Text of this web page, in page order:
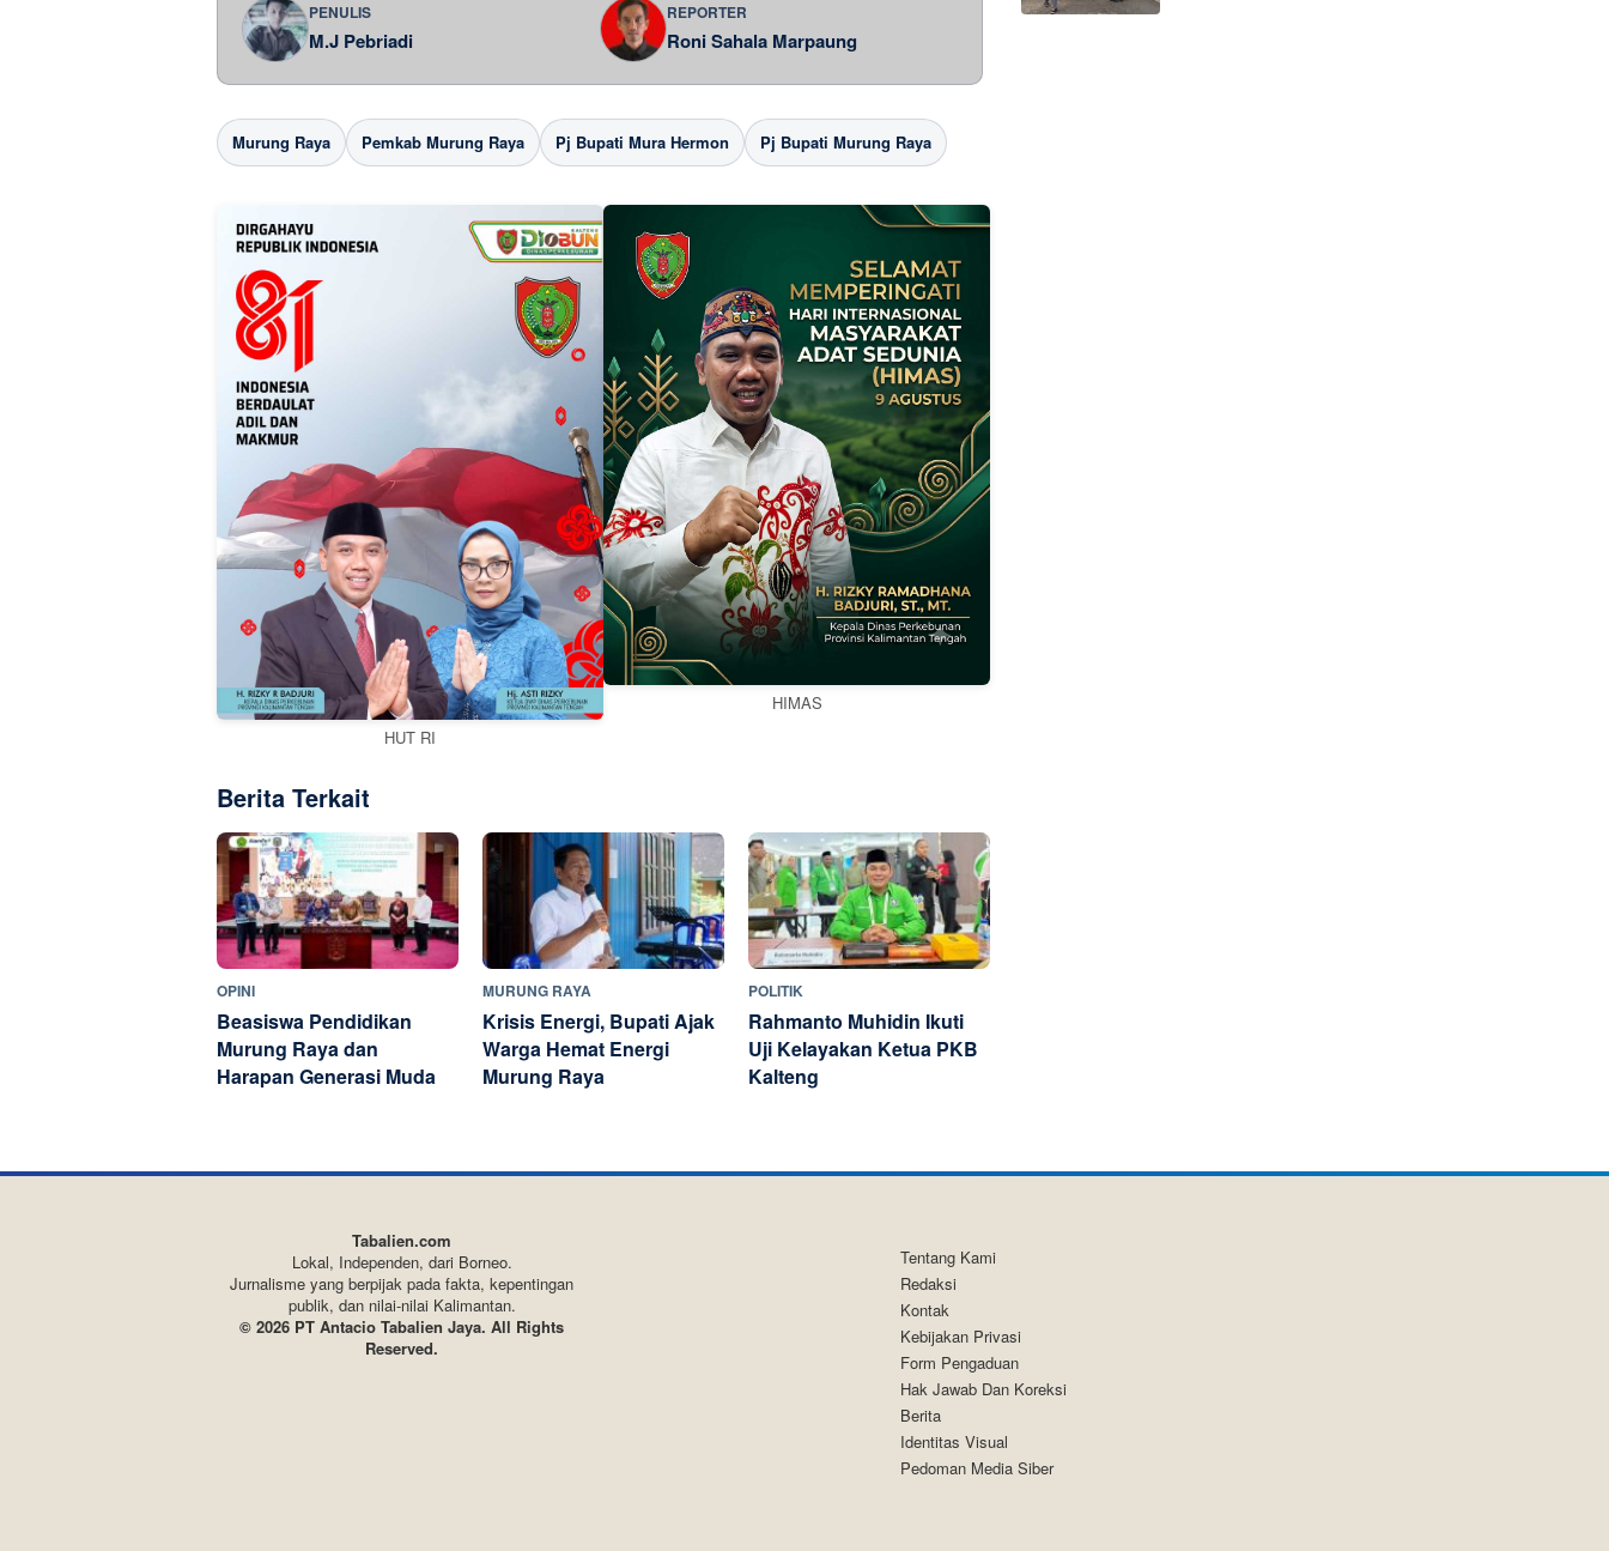
PENULIS
M.J Pebriadi
REPORTER
Roni Sahala Marpaung
Murung Raya Pemkab Murung Raya Pj Bupati Mura Hermon Pj Bupati Murung Raya
HUT RI
HIMAS
Berita Terkait
OPINI
Beasiswa Pendidikan
Murung Raya dan
Harapan Generasi Muda
MURUNG RAYA
Krisis Energi, Bupati Ajak
Warga Hemat Energi
Murung Raya
POLITIK
Rahmanto Muhidin Ikuti
Uji Kelayakan Ketua PKB
Kalteng
Tabalien.com
Lokal, Independen, dari Borneo.
Jurnalisme yang berpijak pada fakta, kepentingan
publik, dan nilai-nilai Kalimantan.
© 2026 PT Antacio Tabalien Jaya. All Rights
Reserved.
Tentang Kami
Redaksi
Kontak
Kebijakan Privasi
Form Pengaduan
Hak Jawab Dan Koreksi
Berita
Identitas Visual
Pedoman Media Siber